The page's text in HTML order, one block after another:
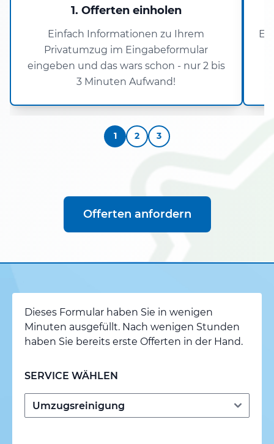
1. Offerten einholen
Einfach Informationen zu Ihrem
Privatumzug im Eingabeformular
eingeben und das wars schon - nur 2 bis
3 Minuten Aufwand!
1 2 3
Offerten anfordern
Dieses Formular haben Sie in wenigen
Minuten ausgefüllt. Nach wenigen Stunden
haben Sie bereits erste Offerten in der Hand.
SERVICE WÄHLEN